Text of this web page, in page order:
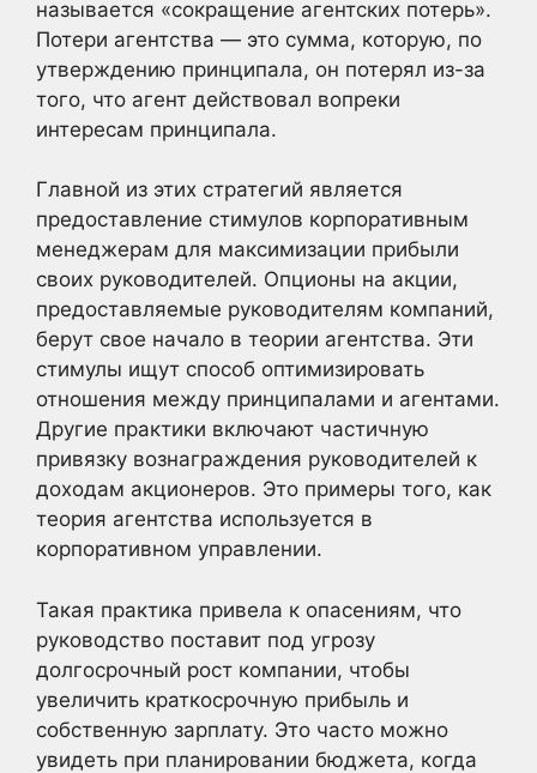
называется «сокращение агентских потерь».
Потери агентства — это сумма, которую, по
утверждению принципала, он потерял из-за
того, что агент действовал вопреки
интересам принципала.
Главной из этих стратегий является
предоставление стимулов корпоративным
менеджерам для максимизации прибыли
своих руководителей. Опционы на акции,
предоставляемые руководителям компаний,
берут свое начало в теории агентства. Эти
стимулы ищут способ оптимизировать
отношения между принципалами и агентами.
Другие практики включают частичную
привязку вознаграждения руководителей к
доходам акционеров. Это примеры того, как
теория агентства используется в
корпоративном управлении.
Такая практика привела к опасениям, что
руководство поставит под угрозу
долгосрочный рост компании, чтобы
увеличить краткосрочную прибыль и
собственную зарплату. Это часто можно
увидеть при планировании бюджета, когда